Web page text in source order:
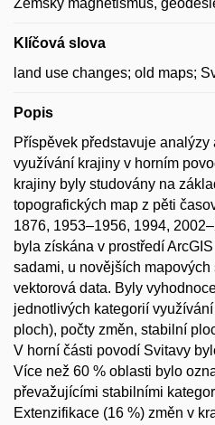
Zemský magnetismus,
Klíčová slova
land use changes; old maps;
Popis
Příspěvek představuje analýzy
využívání krajiny v horním
krajiny byly studovány na
topografických map z pěti
1876, 1953–1956, 1994,
byla získána v prostředí
sadami, u novějších
vektorová data. Byly
jednotlivých kategorií
ploch), počty změn, stabilní
V horní části povodí Svitavy
Více než 60 % oblasti bylo
převažujícími stabilními
Extenzifikace (16 %) změn v